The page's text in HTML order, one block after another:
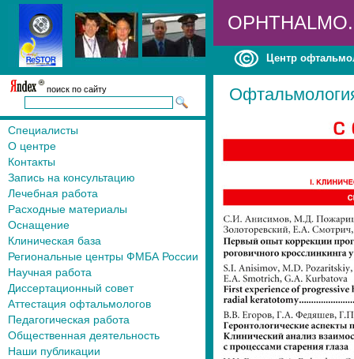
Центр
поиск по сайту
Специалисты
О центре
Контакты
Запись на консультацию
Лечебная работа
Расходные материалы
Оснащение
Клиническая база
Региональные центры ФМБА России
Научная работа
Диссертационный совет
Аттестация офтальмологов
Педагогическая работа
Общественная деятельность
Наши публикации